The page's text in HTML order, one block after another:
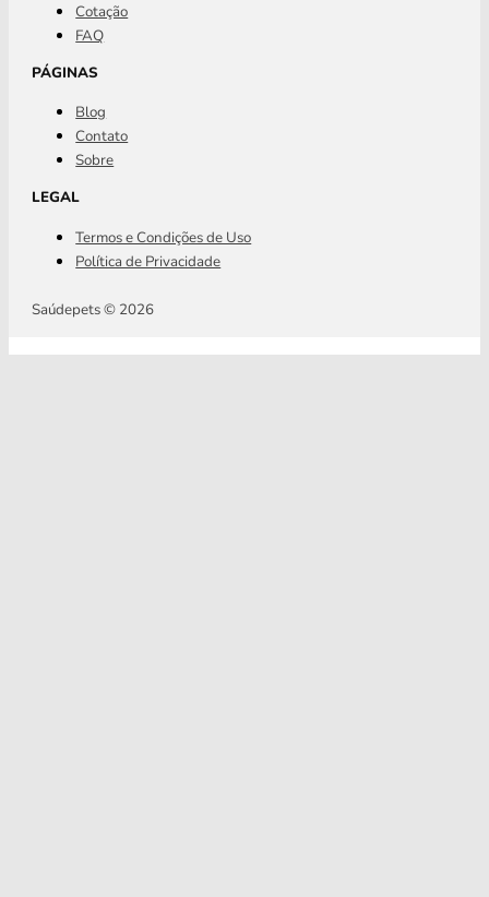
Cotação
FAQ
PÁGINAS
Blog
Contato
Sobre
LEGAL
Termos e Condições de Uso
Política de Privacidade
Saúdepets © 2026